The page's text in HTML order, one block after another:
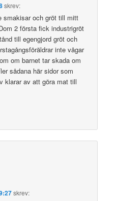
skrev:
smakisar och gröt till mitt
2 första fick industrigröt
till egengjord gröt och
inte vågar
om barnet tar skada om
sådana här sidor som
klarar av att göra mat till
skrev: